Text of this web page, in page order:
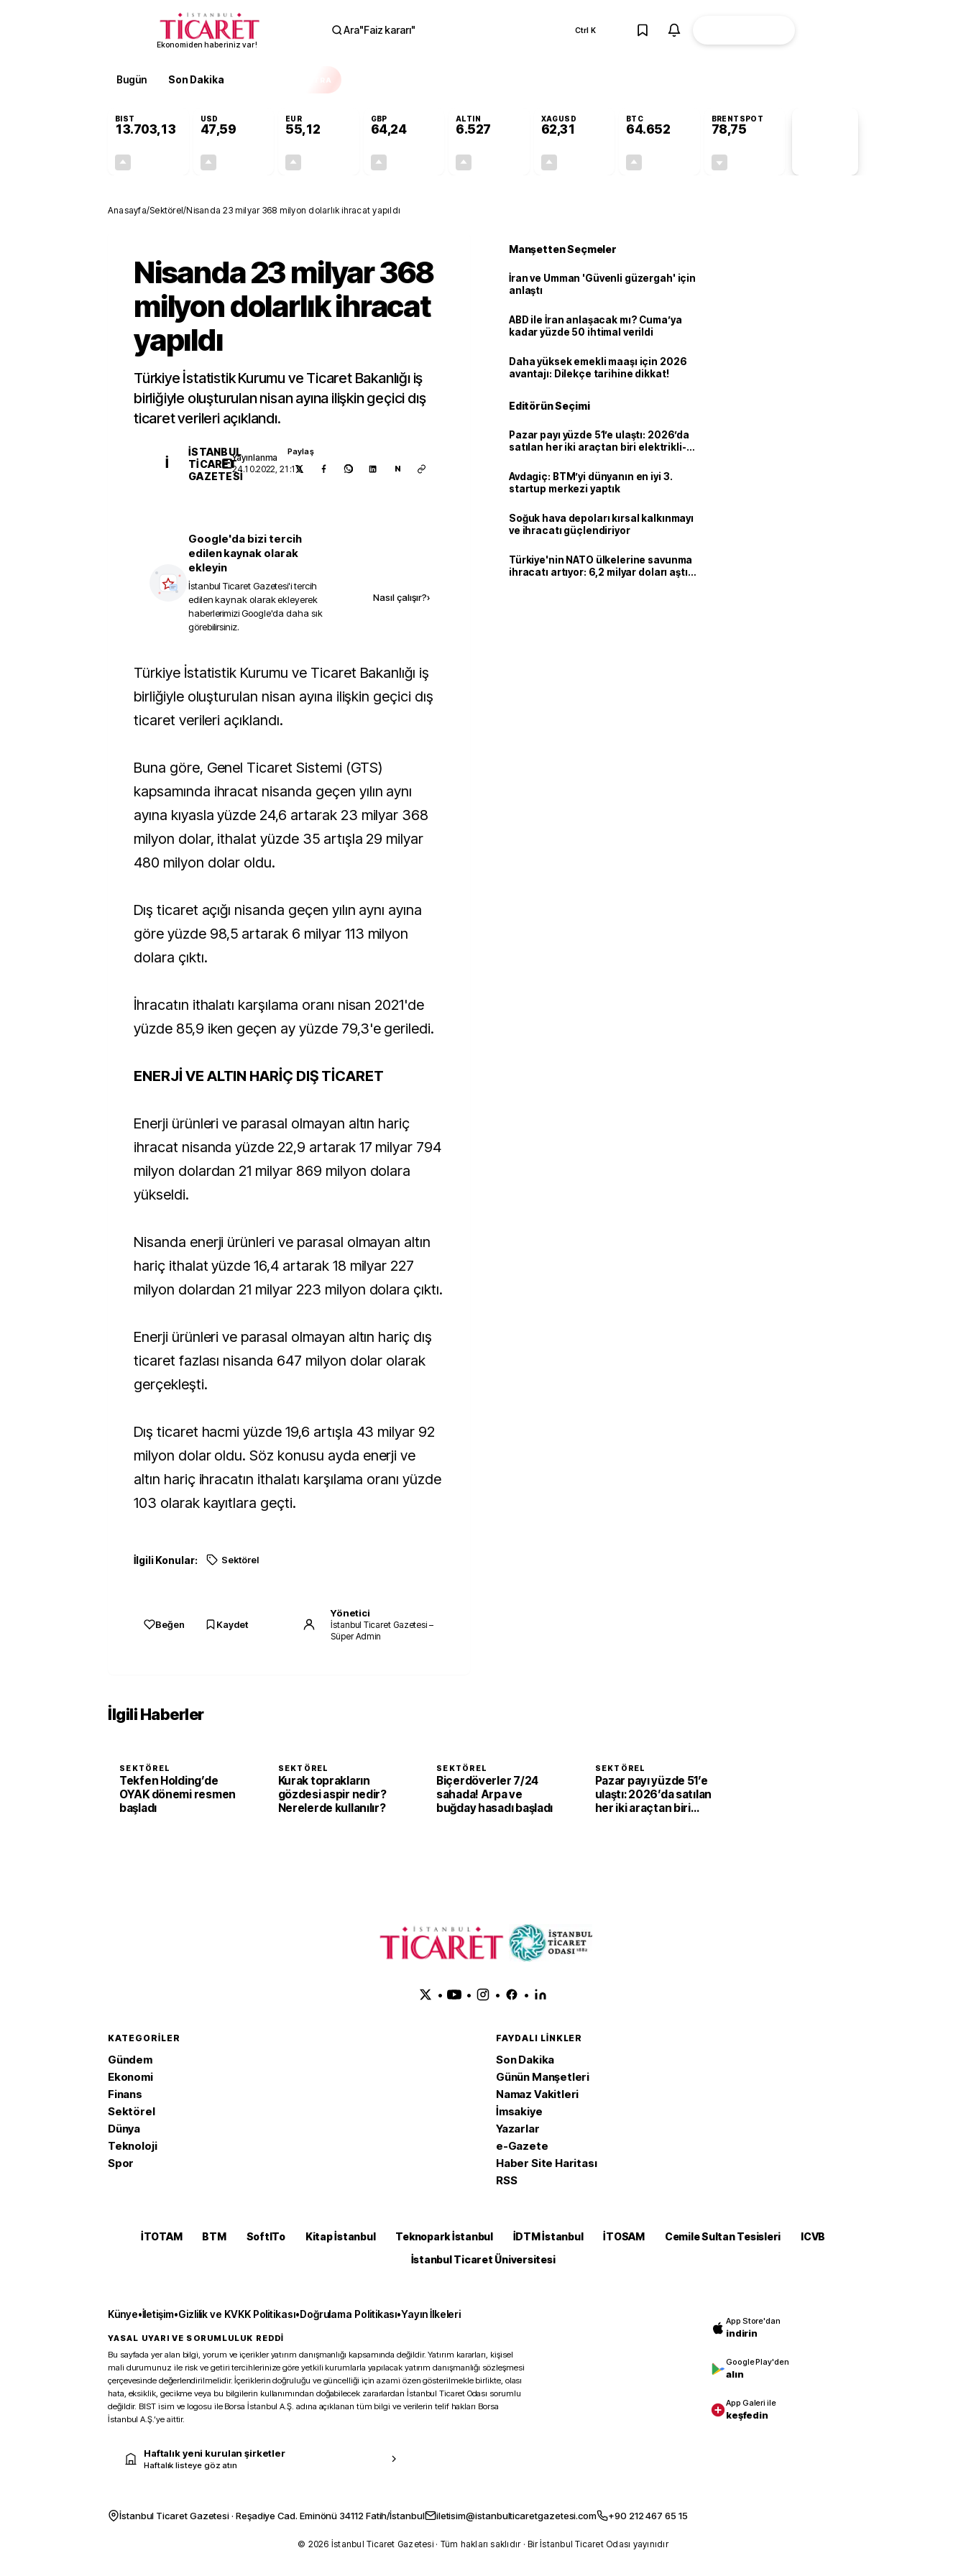
Ekonomiden haberiniz var!
Ara"Faiz kararı" Ctrl K
Bugün Son Dakika
BIST
13.703,13
USD
47,59
EUR
55,12
GBP
64,24
ALTIN
6.527
XAGUSD
62,31
BTC
64.652
BRENTSPOT
78,75
Anasayfa/Sektörel/Nisanda 23 milyar 368 milyon dolarlık ihracat yapıldı
Nisanda 23 milyar 368
milyon dolarlık ihracat
yapıldı
Türkiye İstatistik Kurumu ve Ticaret Bakanlığı iş
birliğiyle oluşturulan nisan ayına ilişkin geçici dış
ticaret verileri açıklandı.
İ
İSTANBUL
TICARET
GAZETESI
Yayınlanma
24.10.2022, 21:19
Paylaş
N
Google'da bizi tercih
edilen kaynak olarak
ekleyin
İstanbul Ticaret Gazetesi'i tercih
edilen kaynak olarak ekleyerek
haberlerimizi Google'da daha sık
görebilirsiniz.
Nasıl çalışır?›
Türkiye İstatistik Kurumu ve Ticaret Bakanlığı iş
birliğiyle oluşturulan nisan ayına ilişkin geçici dış
ticaret verileri açıklandı.
Buna göre, Genel Ticaret Sistemi (GTS)
kapsamında ihracat nisanda geçen yılın aynı
ayına kıyasla yüzde 24,6 artarak 23 milyar 368
milyon dolar, ithalat yüzde 35 artışla 29 milyar
480 milyon dolar oldu.
Dış ticaret açığı nisanda geçen yılın aynı ayına
göre yüzde 98,5 artarak 6 milyar 113 milyon
dolara çıktı.
İhracatın ithalatı karşılama oranı nisan 2021'de
yüzde 85,9 iken geçen ay yüzde 79,3'e geriledi.
ENERJİ VE ALTIN HARİÇ DIŞ TİCARET
Enerji ürünleri ve parasal olmayan altın hariç
ihracat nisanda yüzde 22,9 artarak 17 milyar 794
milyon dolardan 21 milyar 869 milyon dolara
yükseldi.
Nisanda enerji ürünleri ve parasal olmayan altın
hariç ithalat yüzde 16,4 artarak 18 milyar 227
milyon dolardan 21 milyar 223 milyon dolara çıktı.
Enerji ürünleri ve parasal olmayan altın hariç dış
ticaret fazlası nisanda 647 milyon dolar olarak
gerçekleşti.
Dış ticaret hacmi yüzde 19,6 artışla 43 milyar 92
milyon dolar oldu. Söz konusu ayda enerji ve
altın hariç ihracatın ithalatı karşılama oranı yüzde
103 olarak kayıtlara geçti.
İlgili Konular: Sektörel
Beğen Kaydet
Yönetici
İstanbul Ticaret Gazetesi –
Süper Admin
Manşetten Seçmeler
İran ve Umman 'Güvenli güzergah' için
anlaştı
ABD ile İran anlaşacak mı? Cuma’ya
kadar yüzde 50 ihtimal verildi
Daha yüksek emekli maaşı için 2026
avantajı: Dilekçe tarihine dikkat!
Editörün Seçimi
Pazar payı yüzde 51’e ulaştı: 2026’da
satılan her iki araçtan biri elektrikli-
Avdagiç: BTM’yi dünyanın en iyi 3.
startup merkezi yaptık
Soğuk hava depoları kırsal kalkınmayı
ve ihracatı güçlendiriyor
Türkiye'nin NATO ülkelerine savunma
ihracatı artıyor: 6,2 milyar doları aştı
İlgili Haberler
SEKTÖREL
Tekfen Holding’de
OYAK dönemi resmen
başladı
SEKTÖREL
Kurak toprakların
gözdesi aspir nedir?
Nerelerde kullanılır?
SEKTÖREL
Biçerdöverler 7/24
sahada! Arpa ve
buğday hasadı başladı
SEKTÖREL
Pazar payı yüzde 51’e
ulaştı: 2026’da satılan
her iki araçtan biri
• • • •
KATEGORILER
Gündem
Ekonomi
Finans
Sektörel
Dünya
Teknoloji
Spor
FAYDALI LINKLER
Son Dakika
Günün Manşetleri
Namaz Vakitleri
İmsakiye
Yazarlar
e-Gazete
Haber Site Haritası
RSS
İTOTAM BTM SoftITo Kitap İstanbul Teknopark İstanbul İDTM İstanbul İTOSAM Cemile Sultan Tesisleri
ICVB
İstanbul Ticaret Üniversitesi
Künye•İletişim•Gizlilik ve KVKK Politikası•Doğrulama Politikası•Yayın İlkeleri
YASAL UYARI VE SORUMLULUK REDDİ
Bu sayfada yer alan bilgi, yorum ve içerikler yatırım danışmanlığı kapsamında değildir. Yatırım kararları, kişisel
mali durumunuz ile risk ve getiri tercihlerinize göre yetkili kurumlarla yapılacak yatırım danışmanlığı sözleşmesi
çerçevesinde değerlendirilmelidir. İçeriklerin doğruluğu ve güncelliği için azami özen gösterilmekle birlikte, olası
hata, eksiklik, gecikme veya bu bilgilerin kullanımından doğabilecek zararlardan İstanbul Ticaret Odası sorumlu
değildir. BIST isim ve logosu ile Borsa İstanbul A.Ş. adına açıklanan tüm bilgi ve verilerin telif hakları Borsa
İstanbul A.Ş.’ye aittir.
Haftalık yeni kurulan şirketler
Haftalık listeye göz atın
App Store'dan
indirin
Google Play'den
alın
App Galeri ile
keşfedin
İstanbul Ticaret Gazetesi · Reşadiye Cad. Eminönü 34112 Fatih/İstanbul iletisim@istanbulticaretgazetesi.com +90 212 467 65 15
© 2026 İstanbul Ticaret Gazetesi · Tüm hakları saklıdır · Bir İstanbul Ticaret Odası yayınıdır